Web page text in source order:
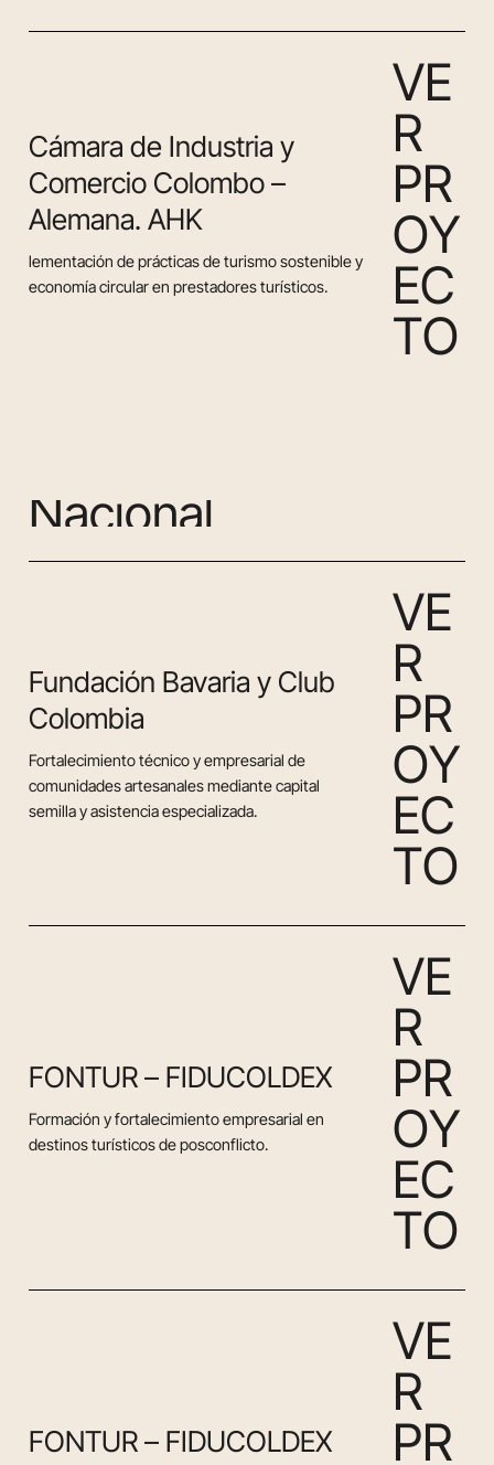
Cámara de Industria y
Comercio Colombo –
Alemana. AHK
lementación de prácticas de turismo sostenible y
economía circular en prestadores turísticos.
VE
R
PR
OY
EC
TO
Nacional
Fundación Bavaria y Club
Colombia
Fortalecimiento técnico y empresarial de
comunidades artesanales mediante capital
semilla y asistencia especializada.
VE
R
PR
OY
EC
TO
FONTUR – FIDUCOLDEX
Formación y fortalecimiento empresarial en
destinos turísticos de posconflicto.
VE
R
PR
OY
EC
TO
FONTUR – FIDUCOLDEX
VE
R
PR